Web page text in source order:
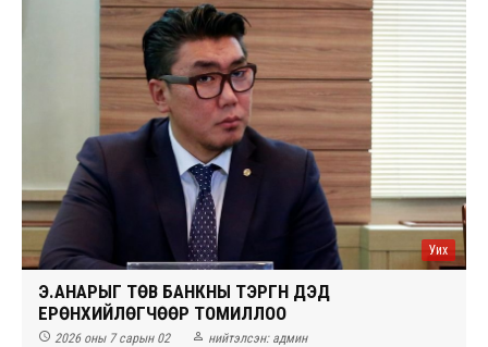
Уих
Э.АНАРЫГ ТӨВ БАНКНЫ ТЭРГҮҮН ДЭД
ЕРӨНХИЙЛӨГЧӨӨР ТОМИЛЛОО
 2026 оны 7 сарын 02  нийтэлсэн: админ